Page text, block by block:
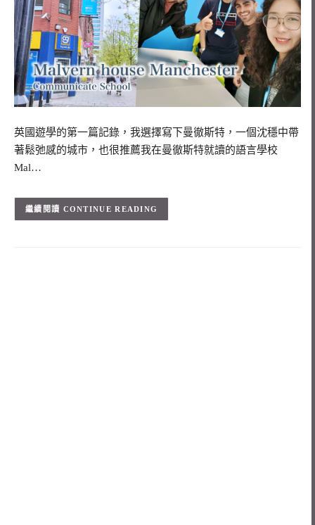
英國遊學的第一篇記錄，我選擇寫下曼徹斯特，一個沈穩中帶
著鬆弛感的城市，也很推薦我在曼徹斯特就讀的語言學校
Mal…
CONTINUE READING